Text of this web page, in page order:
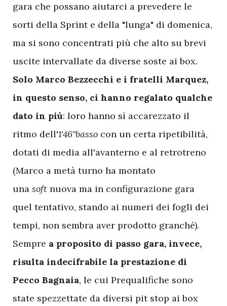
gara che possano aiutarci a prevedere le
sorti della Sprint e della "lunga" di domenica,
ma si sono concentrati più che alto su brevi
uscite intervallate da diverse soste ai box.
Solo Marco Bezzecchi e i fratelli Marquez,
in questo senso, ci hanno regalato qualche
dato in più: loro hanno sì accarezzato il
ritmo dell'1'46"basso con un certa ripetibilità,
dotati di media all'avanterno e al retrotreno
(Marco a metà turno ha montato
una soft nuova ma in configurazione gara
quel tentativo, stando ai numeri dei fogli dei
tempi, non sembra aver prodotto granché).
Sempre a proposito di passo gara, invece,
risulta indecifrabile la prestazione di
Pecco Bagnaia, le cui Prequalifiche sono
state spezzettate da diversi pit stop ai box